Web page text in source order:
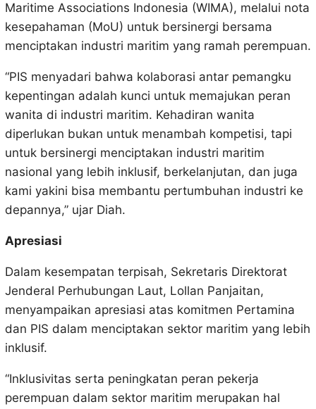
Maritime Associations Indonesia (WIMA), melalui nota
kesepahaman (MoU) untuk bersinergi bersama
menciptakan industri maritim yang ramah perempuan.
“PIS menyadari bahwa kolaborasi antar pemangku
kepentingan adalah kunci untuk memajukan peran
wanita di industri maritim. Kehadiran wanita
diperlukan bukan untuk menambah kompetisi, tapi
untuk bersinergi menciptakan industri maritim
nasional yang lebih inklusif, berkelanjutan, dan juga
kami yakini bisa membantu pertumbuhan industri ke
depannya,” ujar Diah.
Apresiasi
Dalam kesempatan terpisah, Sekretaris Direktorat
Jenderal Perhubungan Laut, Lollan Panjaitan,
menyampaikan apresiasi atas komitmen Pertamina
dan PIS dalam menciptakan sektor maritim yang lebih
inklusif.
“Inklusivitas serta peningkatan peran pekerja
perempuan dalam sektor maritim merupakan hal